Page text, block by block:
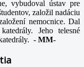
vybudoval ústav pre
založil nadáciu
nemocnice. Dal
Jeho telesné
- MM-